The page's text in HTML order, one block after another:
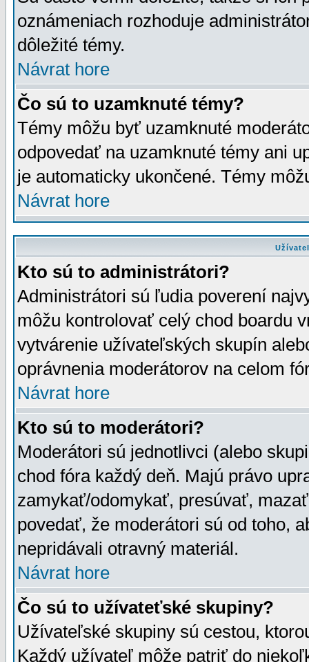
oznámeniach rozhoduje
dôležité témy.
Návrat hore
Čo sú to uzamknuté témy?
Témy môžu byť uzamknuté
odpovedať na uzamknuté témy ani
je automaticky ukončené. Témy
Návrat hore
Kto sú to administrátori?
Administrátori sú ľudia poverení
môžu kontrolovať celý chod boardu
vytvárenie užívateľských skupín
oprávnenia moderátorov na celom
Návrat hore
Kto sú to moderátori?
Moderátori sú jednotlivci (alebo
chod fóra každý deň. Majú právo
zamykať/odomykať, presúvať,
povedať, že moderátori sú od toho,
nepridávali otravný materiál.
Návrat hore
Čo sú to užívateťské skupiny?
Užívateľské skupiny sú cestou,
Každý užívateľ môže patriť do